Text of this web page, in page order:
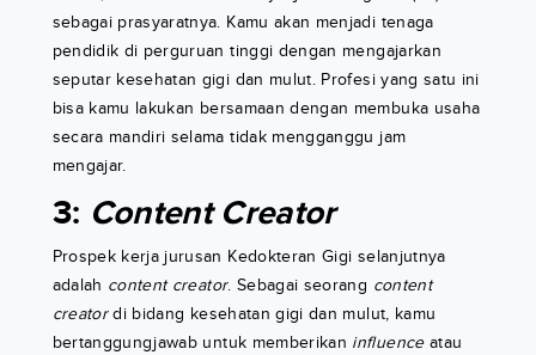
sebagai prasyaratnya. Kamu akan menjadi tenaga
pendidik di perguruan tinggi dengan mengajarkan
seputar kesehatan gigi dan mulut. Profesi yang satu ini
bisa kamu lakukan bersamaan dengan membuka usaha
secara mandiri selama tidak mengganggu jam
mengajar.
3: Content Creator
Prospek kerja jurusan Kedokteran Gigi selanjutnya
adalah content creator. Sebagai seorang content
creatordi bidang kesehatan gigi dan mulut, kamu
bertanggungjawab untuk memberikan influenceatau